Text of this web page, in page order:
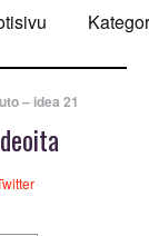
– idea 21